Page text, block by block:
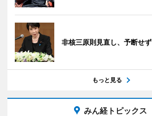
非核三原則見直し、予断せず
もっと見る
みん経トピックス